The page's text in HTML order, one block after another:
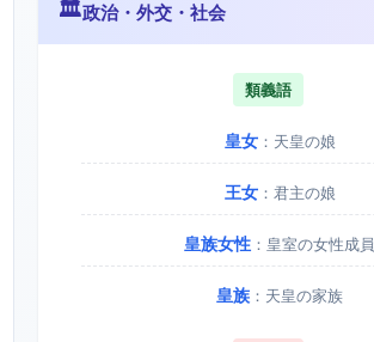
🏛️政治・外交・社会
類義語
皇女：天皇の娘
王女：君主の娘
皇族女性 ：皇室の女性成員
皇族 ：天皇の家族